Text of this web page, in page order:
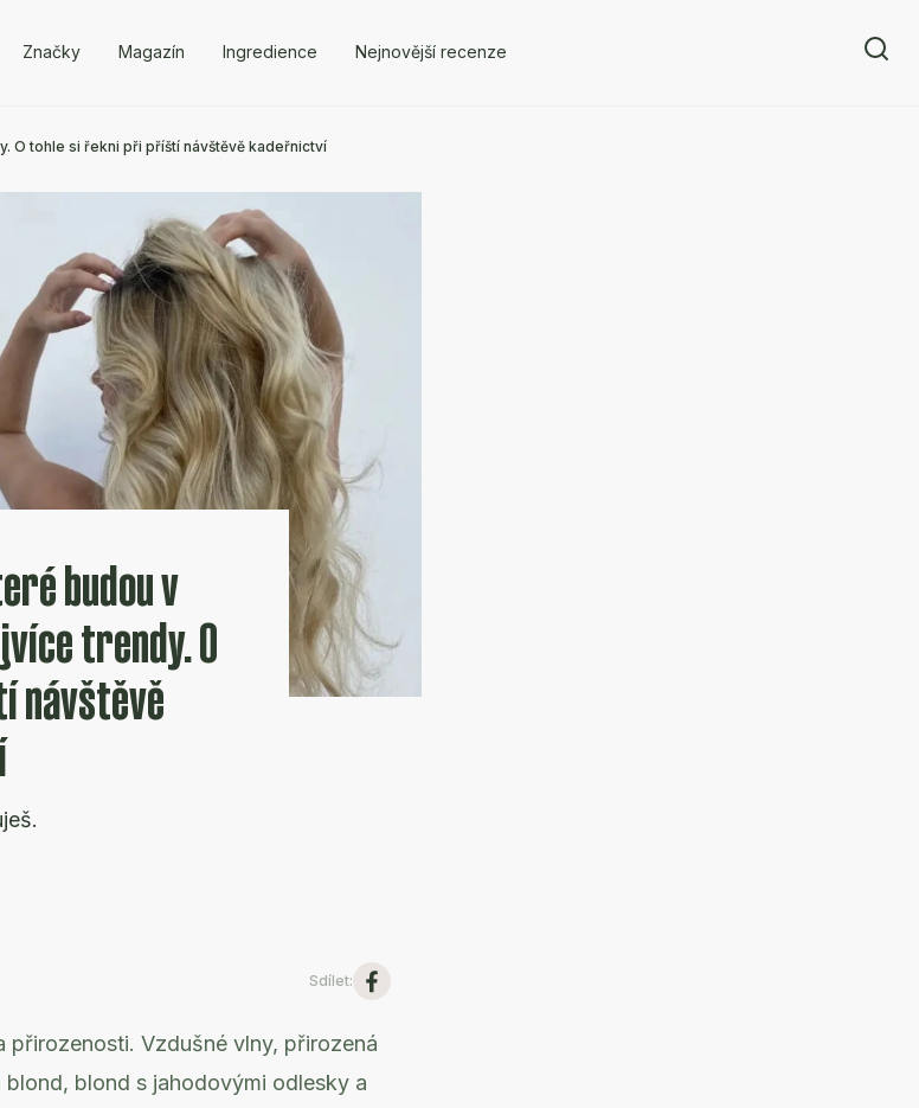
Značky Magazín Ingredience Nejnovější recenze
O tohle si řekni při příští návštěvě kadeřnictví
budou v
trendy. O
návštěvě
Sdílet:
Vzdušné vlny, přirozená
blond s jahodovými odlesky a